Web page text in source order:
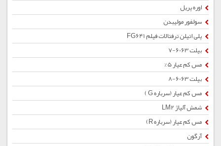
اوره پریل
سولفور مولیبدن
پلی اتیلن ترفتالات فیلم FG641
بیلت 6063-7
مس کم عیار 5%
بیلت 6063-8
مس کم عیار (سرباره G )
شمش آلیاژ LM2
مس کم عیار (سرباره R)
آرگون